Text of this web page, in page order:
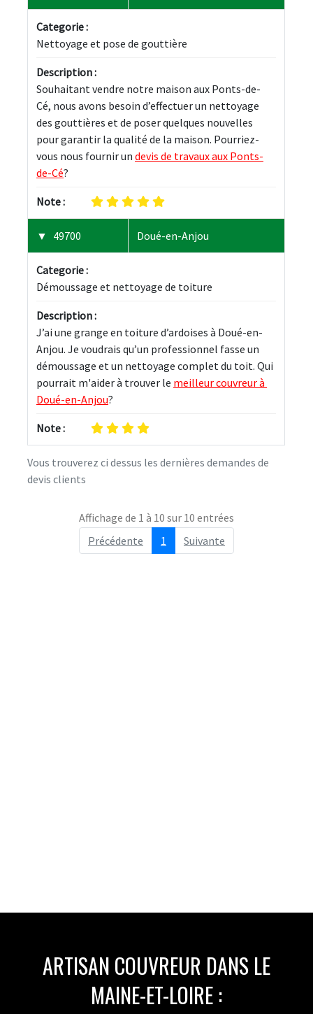
Vous trouverez ci dessus les dernières demandes de
devis clients
Categorie :
Nettoyage et pose de gouttière
Description :
Souhaitant vendre notre maison aux Ponts-de-
Cé, nous avons besoin d’effectuer un nettoyage
des gouttières et de poser quelques nouvelles
pour garantir la qualité de la maison. Pourriez-
vous nous fournir un devis de travaux aux Ponts-
de-Cé?
Note :
49700 Doué-en-Anjou
Categorie :
Démoussage et nettoyage de toiture
Description :
J’ai une grange en toiture d’ardoises à Doué-en-
Anjou. Je voudrais qu’un professionnel fasse un
démoussage et un nettoyage complet du toit. Qui
pourrait m'aider à trouver le meilleur couvreur à
Doué-en-Anjou?
Note :
Affichage de 1 à 10 sur 10 entrées
Précédente
1 Suivante
ARTISAN COUVREUR DANS LE
MAINE-ET-LOIRE :